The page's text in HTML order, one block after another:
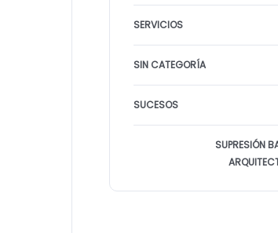
SERVICIOS
SIN CATEGORÍA
SUCESOS
SUPRESIÓN